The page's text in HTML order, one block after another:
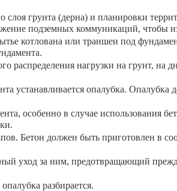
слоя грунта (дерна) и планировки
подземных коммуникаций, чтобы
котлована или траншеи под
распределения нагрузки на грунт, на
устанавливается опалубка.
особенно в случае использования
Бетон должен быть приготовлен в
уход за ним, предотвращающий
разбирается.